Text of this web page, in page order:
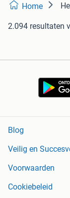
Home
2.094 resultaten
Blog
Veilig en
Voorwaarden
Cookiebeleid